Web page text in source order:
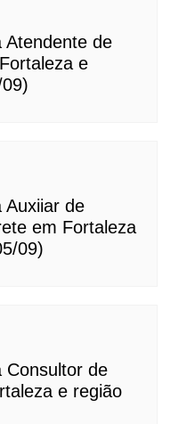
Atendente de
e
Auxiiar de
em Fortaleza
09)
Consultor de
e região